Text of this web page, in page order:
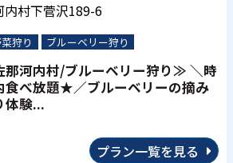
村下菅沢189-6
狩り ブルーベリー狩り
河内村/ブルーベリー狩り≫ ＼時
食べ放題★／ブルーベリーの摘み
体験...
プラン一覧を見る